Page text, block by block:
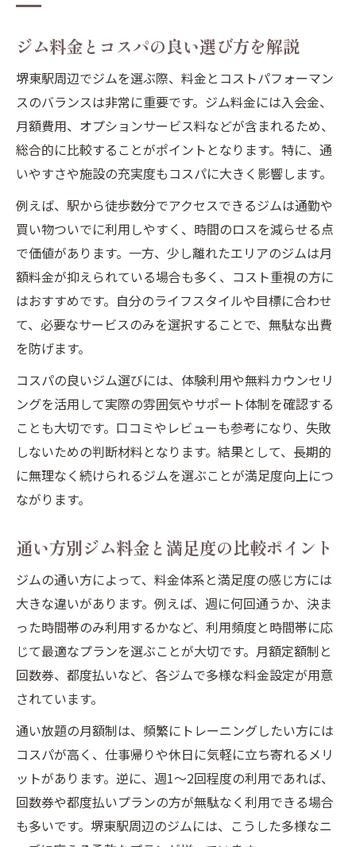
ジム料金とコスパの良い選び方を解説
堺東駅周辺でジムを選ぶ際、料金とコストパフォーマン
スのバランスは非常に重要です。ジム料金には入会金、
月額費用、オプションサービス料などが含まれるため、
総合的に比較することがポイントとなります。特に、通
いやすさや施設の充実度もコスパに大きく影響します。
例えば、駅から徒歩数分でアクセスできるジムは通勤や
買い物ついでに利用しやすく、時間のロスを減らせる点
で価値があります。一方、少し離れたエリアのジムは月
額料金が抑えられている場合も多く、コスト重視の方に
はおすすめです。自分のライフスタイルや目標に合わせ
て、必要なサービスのみを選択することで、無駄な出費
を防げます。
コスパの良いジム選びには、体験利用や無料カウンセリ
ングを活用して実際の雰囲気やサポート体制を確認する
ことも大切です。口コミやレビューも参考になり、失敗
しないための判断材料となります。結果として、長期的
に無理なく続けられるジムを選ぶことが満足度向上につ
ながります。
通い方別ジム料金と満足度の比較ポイント
ジムの通い方によって、料金体系と満足度の感じ方には
大きな違いがあります。例えば、週に何回通うか、決ま
った時間帯のみ利用するかなど、利用頻度と時間帯に応
じて最適なプランを選ぶことが大切です。月額定額制と
回数券、都度払いなど、各ジムで多様な料金設定が用意
されています。
通い放題の月額制は、頻繁にトレーニングしたい方には
コスパが高く、仕事帰りや休日に気軽に立ち寄れるメリ
ットがあります。逆に、週1～2回程度の利用であれば、
回数券や都度払いプランの方が無駄なく利用できる場合
も多いです。堺東駅周辺のジムには、こうした多様なニ